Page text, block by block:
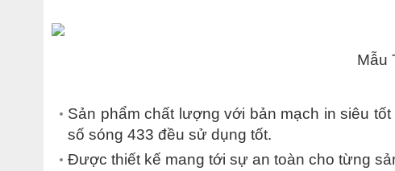
Mẫu
Sản phẩm chất lượng với bản mạch in siêu
số sóng 433 đều sử dụng tốt.
Được thiết kế mang tới sự an toàn cho từng